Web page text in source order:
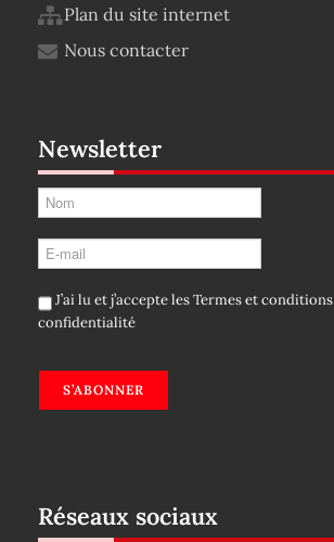
Plan du site internet
Nous contacter
Newsletter
J’ai lu et j’accepte lesTermes et conditions
confidentialité
S’ABONNER
Réseaux sociaux